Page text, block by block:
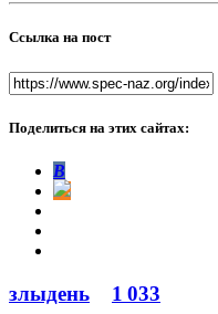
Ссылка на пост
Поделиться на этих сайтах:
В
злыдень 1 033